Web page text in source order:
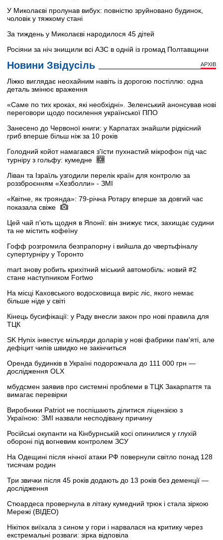
У Миколаєві пролунав вибух: повністю зруйновано будинок,
чоловік у тяжкому стані
За тиждень у Миколаєві народилося 45 дітей
Росіяни за ніч знищили всі АЗС в одній із громад Полтавщини
Новини Звідусіль АРХІВ
Ліжко виглядає неохайним навіть із дорогою постіллю: одна
деталь змінює враження
«Саме по тих кроках, які необхідні». Зеленський анонсував нові
переговори щодо посилення української ППО
Занесено до Червоної книги: у Карпатах знайшли рідкісний
гриб вперше більш ніж за 10 років
Голодний койот намагався з'їсти пухнастий мікрофон під час
турніру з гольфу: кумедне
Ліван та Ізраїль узгодили перелік країн для контролю за
роззброєнням «Хезболли» - ЗМІ
«Квітне, як троянда»: 79-річна Ротару вперше за довгий час
показала свіже
Цей чай п'ють щодня в Японії: він знижує тиск, захищає судини
та не містить кофеїну
Гофф розгромила безпрапорну і вийшла до чвертьфіналу
супертурніру у Торонто
mart знову робить крихітний міський автомобіль: новий #2
стане наступником Fortwo
На місці Каховського водосховища виріс ліс, якого немає
більше ніде у світі
Кінець бусифікації: у Раду внесли закон про нові правила для
ТЦК
SK Hynix інвестує мільярди доларів у нові фабрики пам'яті, але
дефіцит чипів швидко не закінчиться
Оренда будинків в Україні подорожчала до 111 000 грн —
дослідження OLX
мбудсмен заявив про системні проблеми в ТЦК Закарпаття та
вимагає перевірки
Виробники Patriot не поспішають ділитися ліцензією з
Україною: ЗМІ назвали несподівану причину
Російські окупанти на Кінбурнській косі опинилися у глухій
обороні під вогневим контролем ЗСУ
На Одещині після нічної атаки РФ повернули світло понад 128
тисячам родин
Три звички після 45 років додають до 13 років без деменції —
дослідження
Стюардеса провернула в літаку кумедний трюк і стала зіркою
Мережі (ВІДЕО)
Нікітюк виїхала з сином у гори і нарвалася на критику через
екстремальні розваги: зірка відповіла